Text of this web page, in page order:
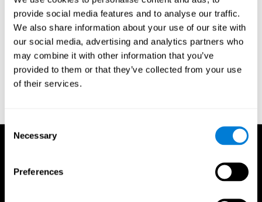
provide social media features and to analyse our traffic.
We also share information about your use of our site with
our social media, advertising and analytics partners who
may combine it with other information that you’ve
provided to them or that they’ve collected from your use
of their services.
Consent
Selection
Necessary
Preferences
المراجع [1]
ماكين س, غرامن ك, جونغ ت, سيجنوڤسكي ت ج, بوزير ه, ربط الدماغ والعقل
والسلوك. المجلة الدولية لعلم النفس الفسيولوجي, وحدة التخزين 73, العدد 2, أغسطس
2009, الصفحات 95-100; العمليات العصبية فى علم النفس الفسيولوجي السريري
كناوسير ن. الخصوصية الوظيفية في الدماغ البشري: نافذة على العمارة الفنية للعقل. بناس
تالڤين إ. الذكرة المتسلسلة: من
العقل إلى العقل. أنو. القس. سيكولج. 2002. 53:1-25
[4]
جبارد جو العقل و الدماغ,
[5]